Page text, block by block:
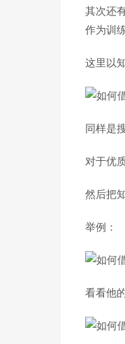
其次还
作为训
这里以
同样是
对于优
然后把
举例：
看看他